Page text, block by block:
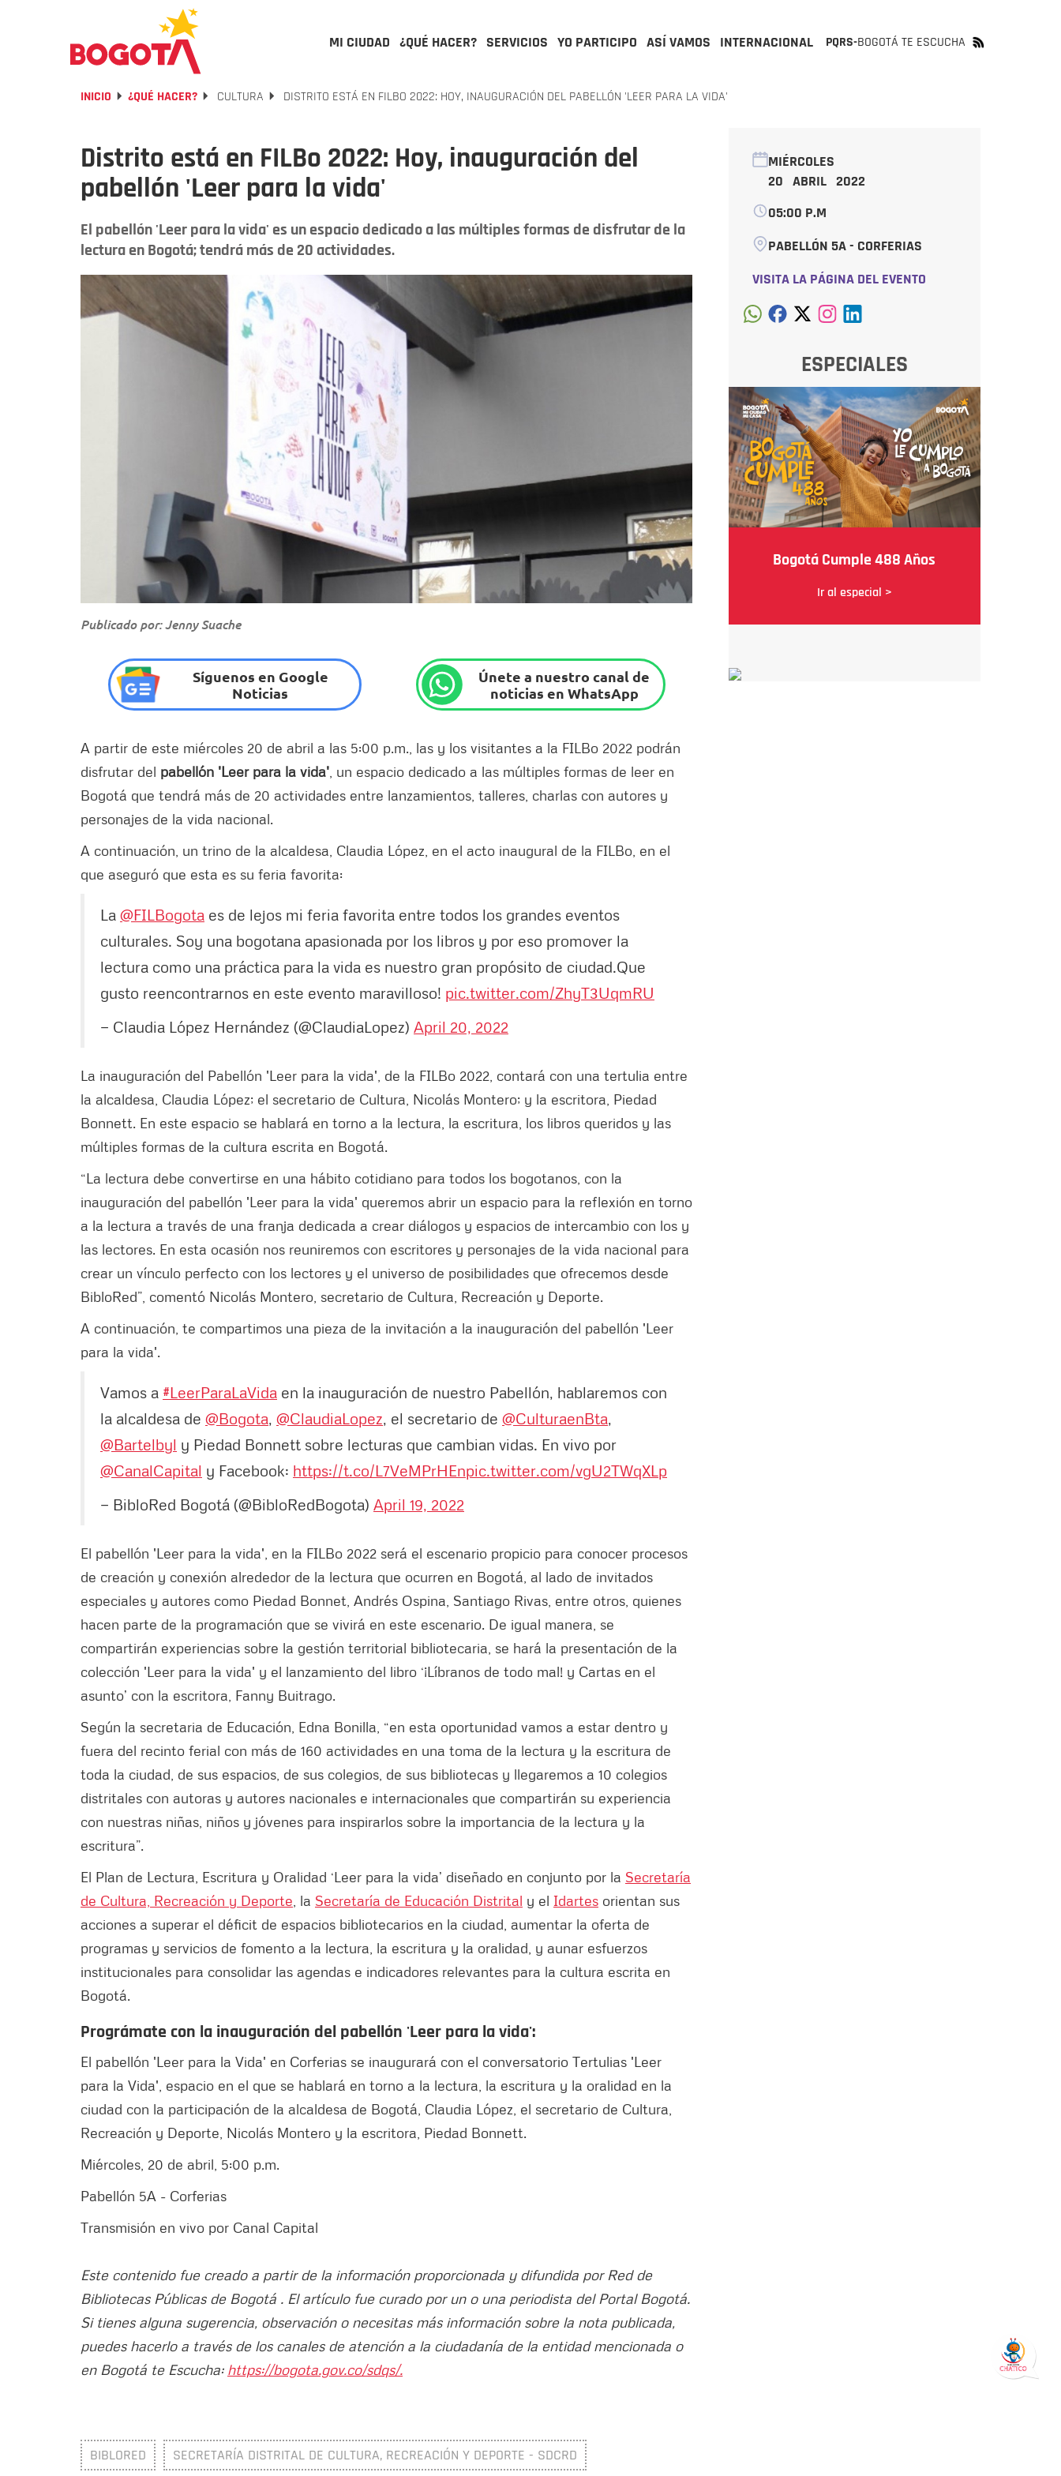
MI CIUDAD ¿QUÉ HACER? SERVICIOS YO PARTICIPO ASÍ VAMOS INTERNACIONAL PQRS-BOGOTÁ TE ESCUCHA
INICIO ¿QUÉ HACER? CULTURA DISTRITO ESTÁ EN FILBO 2022: HOY, INAUGURACIÓN DEL PABELLÓN 'LEER PARA LA VIDA'
Distrito está en FILBo 2022: Hoy, inauguración del
pabellón 'Leer para la vida'
El pabellón 'Leer para la vida' es un espacio dedicado a las múltiples formas de disfrutar de la
lectura en Bogotá; tendrá más de 20 actividades.
Publicado por: Jenny Suache
Síguenos en Google
Noticias
Únete a nuestro canal de
noticias en WhatsApp
A partir de este miércoles 20 de abril a las 5:00 p.m., las y los visitantes a la FILBo 2022 podrán
disfrutar del pabellón 'Leer para la vida' , un espacio dedicado a las múltiples formas de leer en
Bogotá que tendrá más de 20 actividades entre lanzamientos, talleres, charlas con autores y
personajes de la vida nacional.
A continuación, un trino de la alcaldesa, Claudia López, en el acto inaugural de la FILBo, en el
que aseguró que esta es su feria favorita:
La @FILBogota es de lejos mi feria favorita entre todos los grandes eventos
culturales. Soy una bogotana apasionada por los libros y por eso promover la
lectura como una práctica para la vida es nuestro gran propósito de ciudad.Que
gusto reencontrarnos en este evento maravilloso! pic.twitter.com/ZhyT3UqmRU
— Claudia López Hernández (@ClaudiaLopez) April 20, 2022
La inauguración del Pabellón 'Leer para la vida', de la FILBo 2022, contará con una tertulia entre
la alcaldesa, Claudia López; el secretario de Cultura, Nicolás Montero; y la escritora, Piedad
Bonnett. En este espacio se hablará en torno a la lectura, la escritura, los libros queridos y las
múltiples formas de la cultura escrita en Bogotá.
“La lectura debe convertirse en una hábito cotidiano para todos los bogotanos, con la
inauguración del pabellón 'Leer para la vida' queremos abrir un espacio para la reflexión en torno
a la lectura a través de una franja dedicada a crear diálogos y espacios de intercambio con los y
las lectores. En esta ocasión nos reuniremos con escritores y personajes de la vida nacional para
crear un vínculo perfecto con los lectores y el universo de posibilidades que ofrecemos desde
BibloRed”, comentó Nicolás Montero, secretario de Cultura, Recreación y Deporte.
A continuación, te compartimos una pieza de la invitación a la inauguración del pabellón 'Leer
para la vida'.
Vamos a #LeerParaLaVida en la inauguración de nuestro Pabellón, hablaremos con
la alcaldesa de @Bogota @ClaudiaLopez , el secretario de @CulturaenBta
@Bartelbyl y Piedad Bonnett sobre lecturas que cambian vidas. En vivo por
@CanalCapital y Facebook: https://t.co/L7VeMPrHEnpic.twitter.com/vgU2TWqXLp
— BibloRed Bogotá (@BibloRedBogota) April 19, 2022
El pabellón 'Leer para la vida', en la FILBo 2022 será el escenario propicio para conocer procesos
de creación y conexión alrededor de la lectura que ocurren en Bogotá, al lado de invitados
especiales y autores como Piedad Bonnet, Andrés Ospina, Santiago Rivas, entre otros, quienes
hacen parte de la programación que se vivirá en este escenario. De igual manera, se
compartirán experiencias sobre la gestión territorial bibliotecaria, se hará la presentación de la
colección 'Leer para la vida' y el lanzamiento del libro ‘¡Líbranos de todo mal! y Cartas en el
asunto’ con la escritora, Fanny Buitrago.
Según la secretaria de Educación, Edna Bonilla, “en esta oportunidad vamos a estar dentro y
fuera del recinto ferial con más de 160 actividades en una toma de la lectura y la escritura de
toda la ciudad, de sus espacios, de sus colegios, de sus bibliotecas y llegaremos a 10 colegios
distritales con autoras y autores nacionales e internacionales que compartirán su experiencia
con nuestras niñas, niños y jóvenes para inspirarlos sobre la importancia de la lectura y la
escritura”.
El Plan de Lectura, Escritura y Oralidad ‘Leer para la vida’ diseñado en conjunto por la Secretaría
de Cultura, Recreación y Deporte , la Secretaría de Educación Distrital y el Idartes orientan sus
acciones a superar el déficit de espacios bibliotecarios en la ciudad, aumentar la oferta de
programas y servicios de fomento a la lectura, la escritura y la oralidad, y aunar esfuerzos
institucionales para consolidar las agendas e indicadores relevantes para la cultura escrita en
Bogotá.
Prográmate con la inauguración del pabellón 'Leer para la vida':
El pabellón 'Leer para la Vida' en Corferias se inaugurará con el conversatorio Tertulias 'Leer
para la Vida', espacio en el que se hablará en torno a la lectura, la escritura y la oralidad en la
ciudad con la participación de la alcaldesa de Bogotá, Claudia López, el secretario de Cultura,
Recreación y Deporte, Nicolás Montero y la escritora, Piedad Bonnett.
Miércoles, 20 de abril, 5:00 p.m.
Pabellón 5A - Corferias
Transmisión en vivo por Canal Capital
Este contenido fue creado a partir de la información proporcionada y difundida por Red de
Bibliotecas Públicas de Bogotá . El artículo fue curado por un o una periodista del Portal Bogotá.
Si tienes alguna sugerencia, observación o necesitas más información sobre la nota publicada,
puedes hacerlo a través de los canales de atención a la ciudadanía de la entidad mencionada o
en Bogotá te Escucha: https://bogota.gov.co/sdqs/.
BIBLORED SECRETARÍA DISTRITAL DE CULTURA, RECREACIÓN Y DEPORTE - SDCRD
MIÉRCOLES
20 ABRIL 2022
05:00 P.M
PABELLÓN 5A - CORFERIAS
VISITA LA PÁGINA DEL EVENTO
ESPECIALES
Bogotá Cumple 488 Años
Ir al especial >